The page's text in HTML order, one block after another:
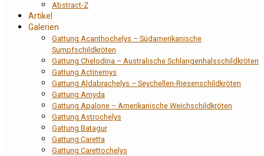
Abstract-Z
Artikel
Galerien
Gattung Acanthochelys – Südamerikanische
Sumpfschildkröten
Gattung Chelodina – Australische Schlangenhalsschildkröten
Gattung Actinemys
Gattung Aldabrachelys – Seychellen-Riesenschildkröten
Gattung Amyda
Gattung Apalone – Amerikanische Weichschildkröten
Gattung Astrochelys
Gattung Batagur
Gattung Caretta
Gattung Carettochelys